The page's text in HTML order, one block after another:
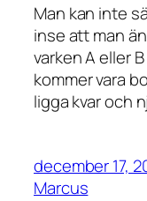
Man kan inte
inse att man
varken A eller
kommer vara
ligga kvar och
december 17,
Marcus